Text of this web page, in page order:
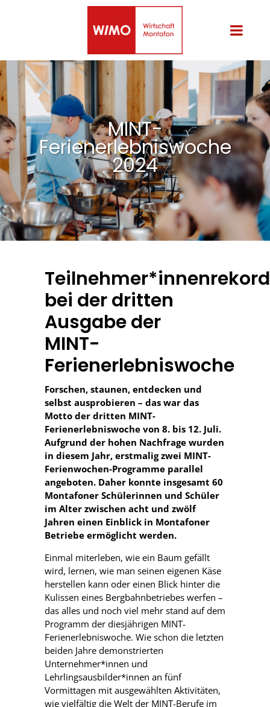
MINT-
Ferienerlebniswoche
2024
Teilnehmer*innenrekord
bei der dritten
Ausgabe der
MINT-
Ferienerlebniswoche
Forschen, staunen, entdecken und
selbst ausprobieren – das war das
Motto der dritten MINT-
Ferienerlebniswoche von 8. bis 12. Juli.
Aufgrund der hohen Nachfrage wurden
in diesem Jahr, erstmalig zwei MINT-
Ferienwochen-Programme parallel
angeboten. Daher konnte insgesamt 60
Montafoner Schülerinnen und Schüler
im Alter zwischen acht und zwölf
Jahren einen Einblick in Montafoner
Betriebe ermöglicht werden.
Einmal miterleben, wie ein Baum gefällt
wird, lernen, wie man seinen eigenen Käse
herstellen kann oder einen Blick hinter die
Kulissen eines Bergbahnbetriebes werfen –
das alles und noch viel mehr stand auf dem
Programm der diesjährigen MINT-
Ferienerlebniswoche. Wie schon die letzten
beiden Jahre demonstrierten
Unternehmer*innen und
Lehrlingsausbilder*innen an fünf
Vormittagen mit ausgewählten Aktivitäten,
wie vielfältig die Welt der MINT-Berufe im